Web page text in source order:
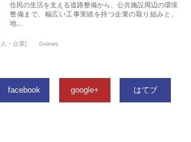
住民の生活を支える道路整備から、公共施設周辺の環境
整備まで、幅広い工事実績を持つ企業の取り組みと、
地…
・企業] 0views
facebook google+ はてブ